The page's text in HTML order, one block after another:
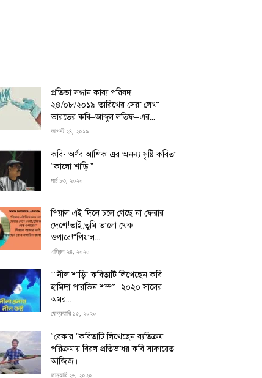
প্রতিভা সন্ধান কাব্য পরিষদ
২৪/০৮/২০১৯ তারিখের সেরা লেখা
ভারতের কবি–আব্দুল লতিফ–এর...
আগস্ট ২৪, ২০১৯
কবি- অর্ণব আশিক এর অনন্য সৃষ্টি কবিতা
“কালো শাড়ি ”
মার্চ ১৩, ২০২০
পিয়াল এই দিনে চলে গেছে না ফেরার
দেশে!ভাই,তুমি ভালো থেক
ওপারে!“পিয়াল...
এপ্রিল ২৪, ২০২০
“”নীল শাড়ি” কবিতাটি লিখেছেন কবি
হামিদা পারভিন শম্পা ।২০২০ সালের
অমর...
ফেব্রুয়ারি ১৫, ২০২০
“বেকার ”কবিতাটি লিখেছেন ব্যতিক্রম
পরিক্রমায় বিরল প্রতিভাধর কবি সাফায়েত
আজিজ।
জানুয়ারি ২৬, ২০২০